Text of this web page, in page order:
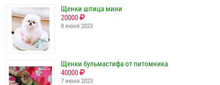
Щенки шпица мини
20000
8 июня 2023
Щенки бульмастифа от питомника
40000
7 июня 2023